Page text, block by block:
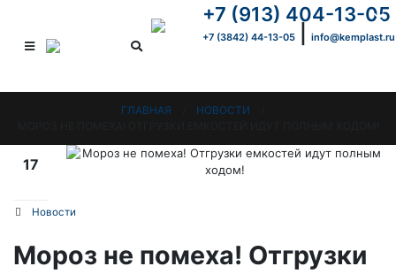
+7 (913) 404-13-05
+7 (3842) 44-13-05 info@kemplast.ru
ГЛАВНАЯ
НОВОСТИ
17
Новости
Мороз не помеха! Отгрузки
×